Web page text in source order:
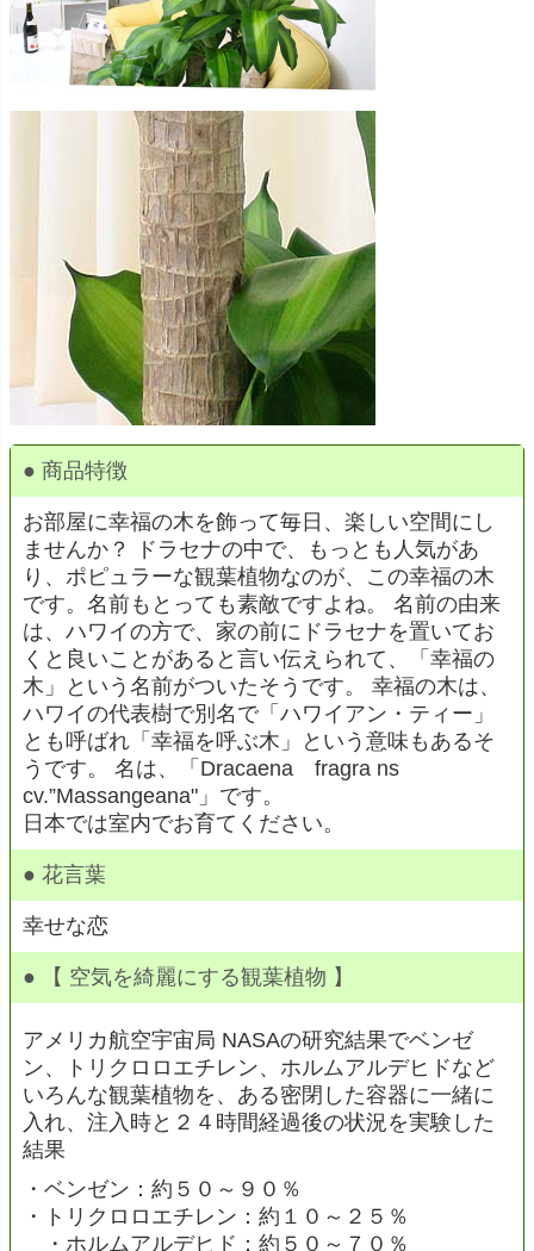
● 商品特徴
お部屋に幸福の木を飾って毎日、楽しい空間にし
ませんか？ ドラセナの中で、もっとも人気があ
り、ポピュラーな観葉植物なのが、この幸福の木
です。名前もとっても素敵ですよね。 名前の由来
は、ハワイの方で、家の前にドラセナを置いてお
くと良いことがあると言い伝えられて、「幸福の
木」という名前がついたそうです。 幸福の木は、
ハワイの代表樹で別名で「ハワイアン・ティー」
とも呼ばれ「幸福を呼ぶ木」という意味もあるそ
うです。 名は、「Dracaena fragra ns
cv.”Massangeana"」です。
日本では室内でお育てください。
● 花言葉
幸せな恋
● 【 空気を綺麗にする観葉植物 】
アメリカ航空宇宙局 NASAの研究結果でベンゼ
ン、トリクロロエチレン、ホルムアルデヒドなど
いろんな観葉植物を、ある密閉した容器に一緒に
入れ、注入時と２４時間経過後の状況を実験した
結果
・ベンゼン：約５０～９０％
・トリクロロエチレン：約１０～２５％
・ホルムアルデヒド：約５０～７０％